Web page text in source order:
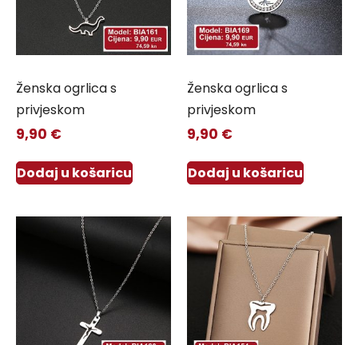
Ženska ogrlica s
privjeskom
9,90 €
Dodaj u košaricu
Ženska ogrlica s
privjeskom
9,90 €
Dodaj u košaricu